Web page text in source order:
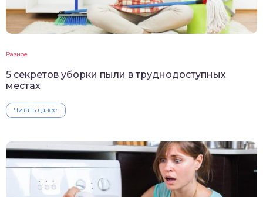
Разное
5 секретов уборки пыли в труднодоступных
местах
Читать далее